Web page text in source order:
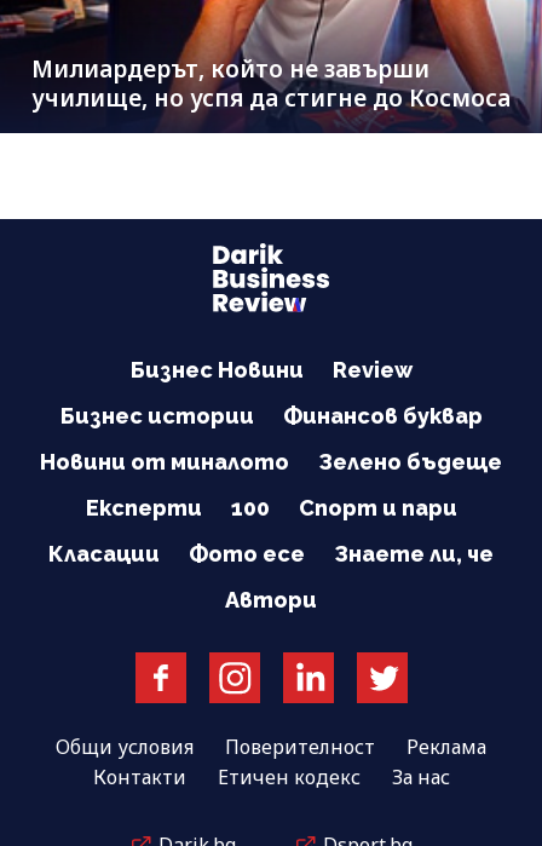
Милиардерът, който не завърши
училище, но успя да стигне до Космоса
Бизнес Новини
Review
Бизнес истории
Финансов буквар
Новини от миналото
Зелено бъдеще
Експерти
100
Спорт и пари
Класации
Фото есе
Знаете ли, че
Автори
Общи условия Поверителност
Реклама
Контакти
Етичен кодекс За нас